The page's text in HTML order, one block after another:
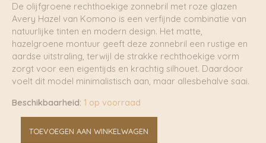
De olijfgroene rechthoekige zonnebril met roze glazen
Avery Hazel van Komono is een verfijnde combinatie van
natuurlijke tinten en modern design. Het matte,
hazelgroene montuur geeft deze zonnebril een rustige en
aardse uitstraling, terwijl de strakke rechthoekige vorm
zorgt voor een eigentijds en krachtig silhouet. Daardoor
voelt dit model minimalistisch aan, maar allesbehalve saai.
Beschikbaarheid: 1 op voorraad
HazelTOEVOEGEN AAN WINKELWAGEN